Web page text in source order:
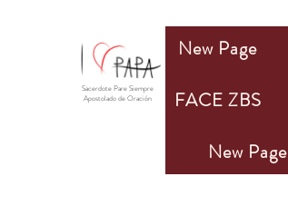
New Page
FACE ZBS
New Page
Sacerdote Pare Siempre
Apostolado de Oración